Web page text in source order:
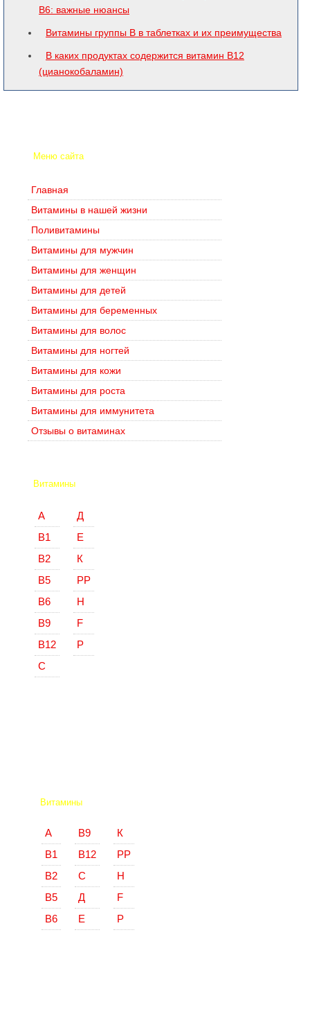
В6: важные нюансы
Витамины группы B в таблетках и их преимущества
В каких продуктах содержится витамин В12
(цианокобаламин)
Меню сайта
Главная
Витамины в нашей жизни
Поливитамины
Витамины для мужчин
Витамины для женщин
Витамины для детей
Витамины для беременных
Витамины для волос
Витамины для ногтей
Витамины для кожи
Витамины для роста
Витамины для иммунитета
Отзывы о витаминах
Витамины
А
В1
В2
В5
В6
В9
В12
С
Д
Е
К
РР
Н
F
Р
Витамины
А
В1
В2
В5
В6
В9
В12
С
Д
Е
К
РР
Н
F
Р